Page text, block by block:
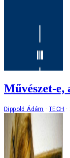
Művészet-
Dippold Ádám TECH